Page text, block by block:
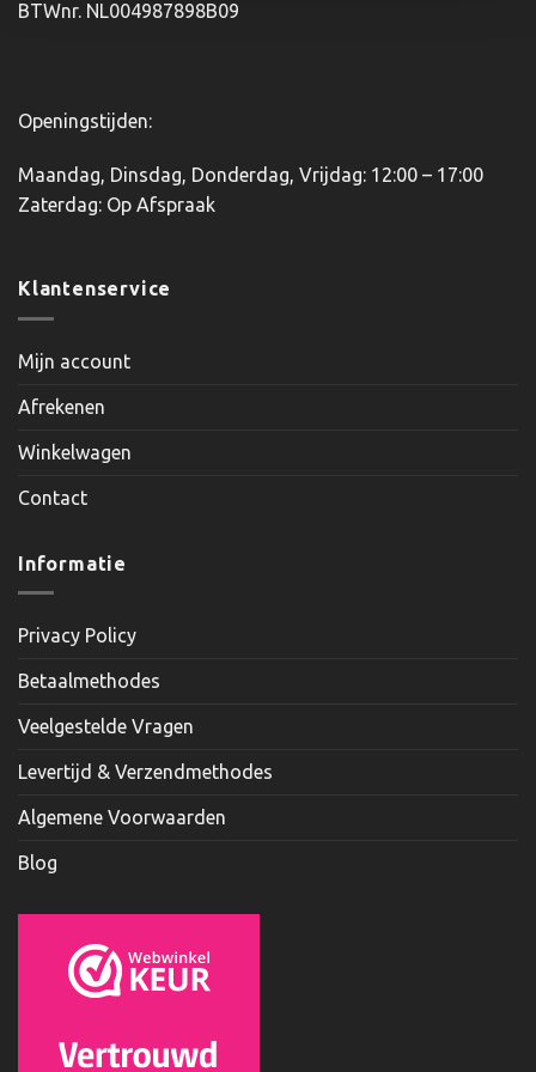
BTWnr. NL004987898B09
Openingstijden:
Maandag, Dinsdag, Donderdag, Vrijdag: 12:00 – 17:00
Zaterdag: Op Afspraak
Klantenservice
Mijn account
Afrekenen
Winkelwagen
Contact
Informatie
Privacy Policy
Betaalmethodes
Veelgestelde Vragen
Levertijd & Verzendmethodes
Algemene Voorwaarden
Blog